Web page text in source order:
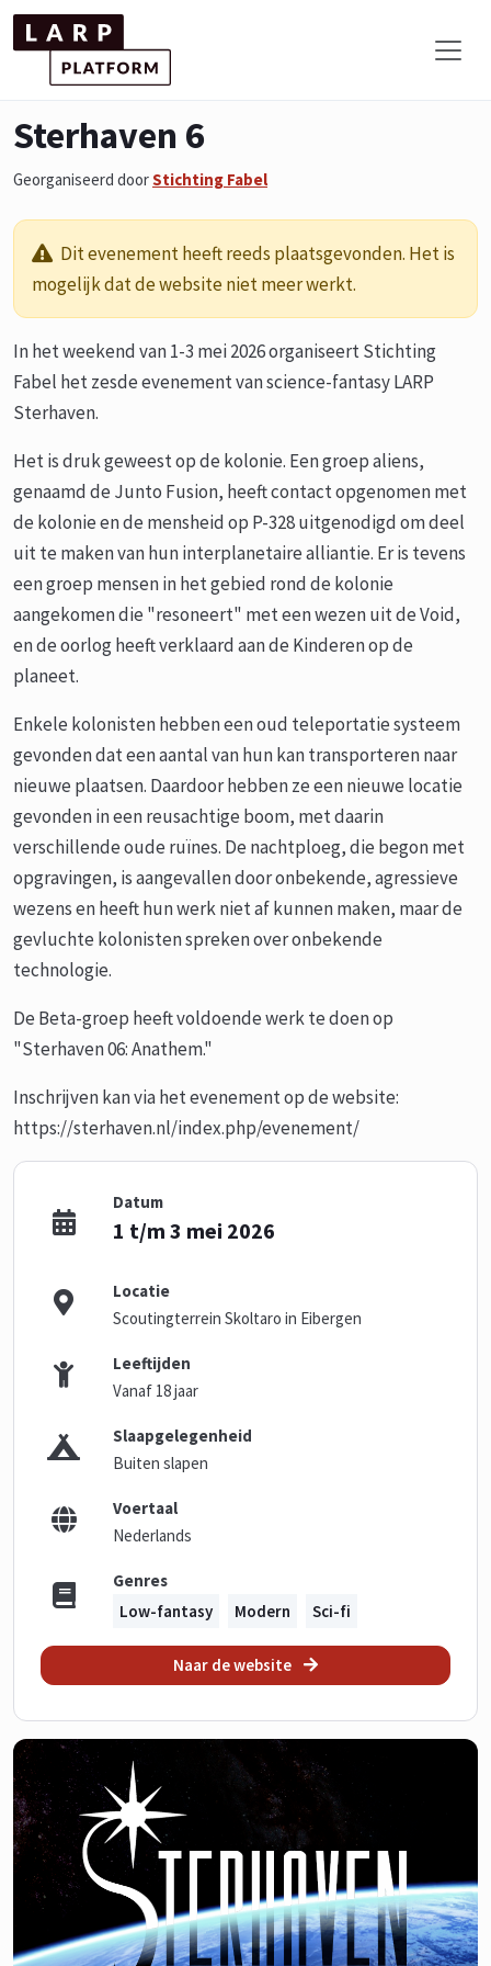
Sterhaven 6
Georganiseerd doorStichting Fabel
Dit evenement heeft reeds plaatsgevonden. Het is
mogelijk dat de website niet meer werkt.
In het weekend van 1-3 mei 2026 organiseert Stichting
Fabel het zesde evenement van science-fantasy LARP
Sterhaven.
Het is druk geweest op de kolonie. Een groep aliens,
genaamd de Junto Fusion, heeft contact opgenomen met
de kolonie en de mensheid op P-328 uitgenodigd om deel
uit te maken van hun interplanetaire alliantie. Er is tevens
een groep mensen in het gebied rond de kolonie
aangekomen die "resoneert" met een wezen uit de Void,
en de oorlog heeft verklaard aan de Kinderen op de
planeet.
Enkele kolonisten hebben een oud teleportatie systeem
gevonden dat een aantal van hun kan transporteren naar
nieuwe plaatsen. Daardoor hebben ze een nieuwe locatie
gevonden in een reusachtige boom, met daarin
verschillende oude ruïnes. De nachtploeg, die begon met
opgravingen, is aangevallen door onbekende, agressieve
wezens en heeft hun werk niet af kunnen maken, maar de
gevluchte kolonisten spreken over onbekende
technologie.
De Beta-groep heeft voldoende werk te doen op
"Sterhaven 06: Anathem."
Inschrijven kan via het evenement op de website:
https://sterhaven.nl/index.php/evenement/
Datum
1 t/m 3 mei 2026
Locatie
Scoutingterrein Skoltaro in Eibergen
Leeftijden
Vanaf 18 jaar
Slaapgelegenheid
Buiten slapen
Voertaal
Nederlands
Genres
Low-fantasy
Modern Sci-fi
Naar de website